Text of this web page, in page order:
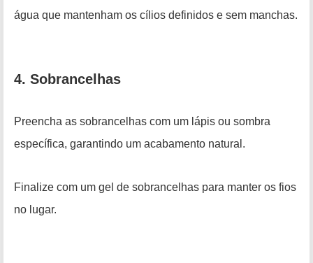
água que mantenham os cílios definidos e sem manchas.
4. Sobrancelhas
Preencha as sobrancelhas com um lápis ou sombra
específica, garantindo um acabamento natural.
Finalize com um gel de sobrancelhas para manter os fios
no lugar.